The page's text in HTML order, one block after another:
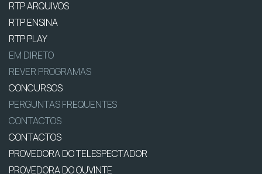
RTP ARQUIVOS
RTP ENSINA
RTP PLAY
EM DIRETO
REVER PROGRAMAS
CONCURSOS
PERGUNTAS FREQUENTES
CONTACTOS
CONTACTOS
PROVEDORA DO TELESPECTADOR
PROVEDORA DO OUVINTE